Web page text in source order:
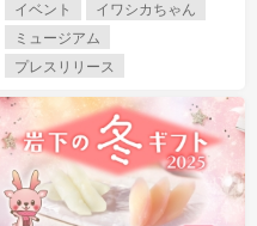
イベント
イワシカちゃん
ミュージアム
プレスリリース